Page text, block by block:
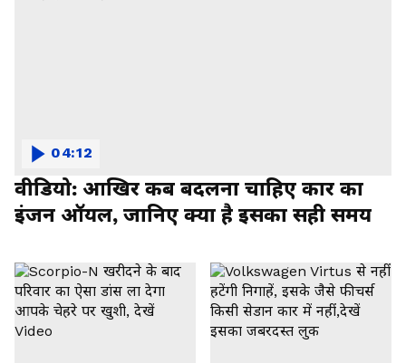
वीडियो: आखिर कब बदलना चाहिए कार का
इंजन ऑयल, जानिए क्या है इसका सही समय
04:12